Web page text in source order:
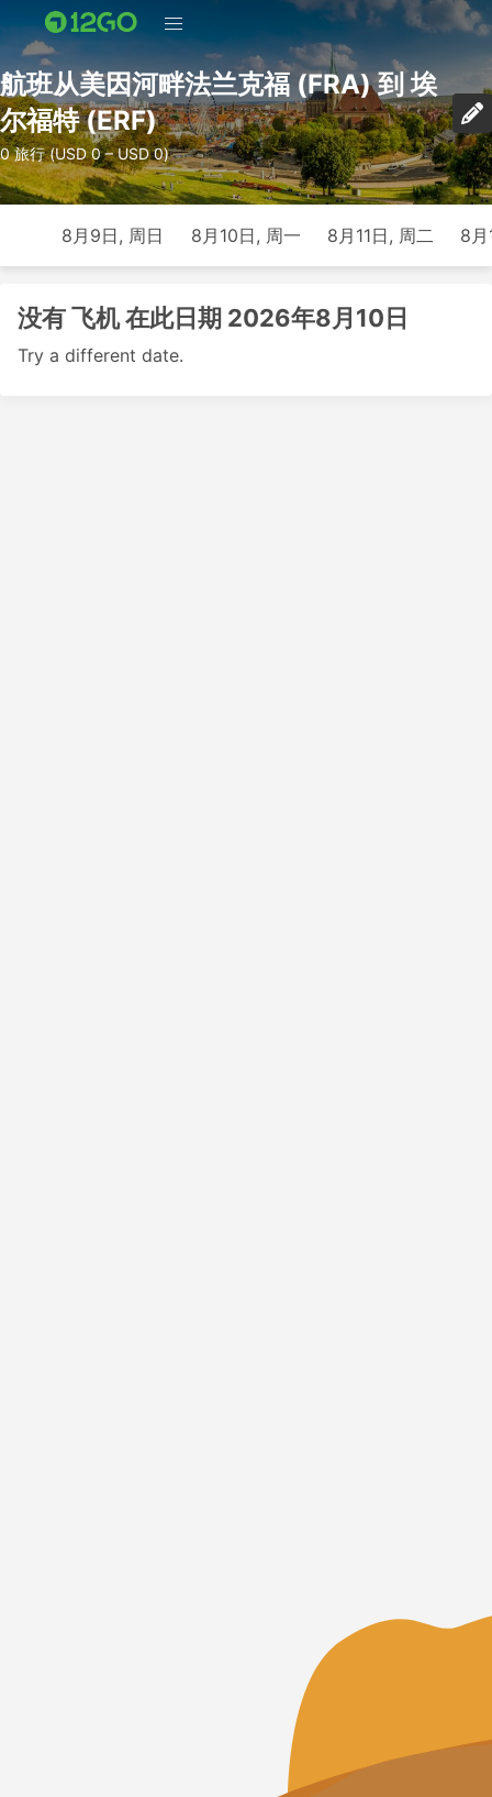
航班从美因河畔法兰克福 (FRA) 到 埃
尔福特 (ERF)
0 旅行 (USD 0 – USD 0)
8月9日, 周日 8月10日, 周一 8月11日, 周二 8
没有 飞机 在此日期 2026年8月10日
Try a different date.